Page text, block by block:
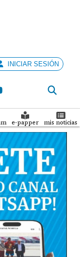
la Espriella
INICIAR SESIÓN
e-papper mis noticias